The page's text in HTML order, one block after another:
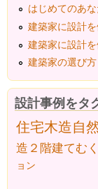
はじめてのあ
建築家に設計
建築家に設計
建築家の選び方
設計事例をタ
住宅木造自
造２階建てむ
ョン